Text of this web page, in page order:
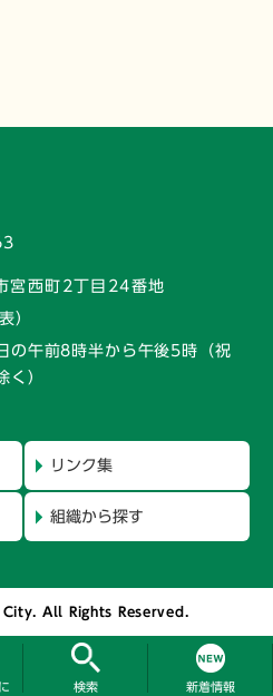
検索 新着情報
宮西町2丁目24番地
）
の午前8時半から午後5時 （祝
く）
リンク集
組織から探す
All Rights Reserved.